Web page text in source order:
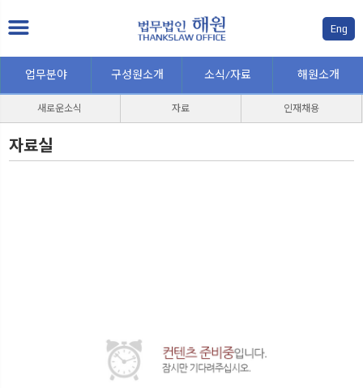
Eng
업무분야 구성원소개 소식/자료
새로운소식 자료 인재채용
해원소개
자료실